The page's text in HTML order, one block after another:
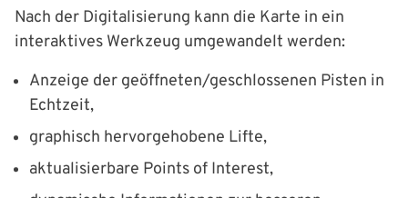
Nach der Digitalisierung kann die Karte in ein
interaktives Werkzeug umgewandelt werden:
Anzeige der geöffneten/geschlossenen Pisten in
Echtzeit,
graphisch hervorgehobene Lifte,
aktualisierbare Points of Interest,